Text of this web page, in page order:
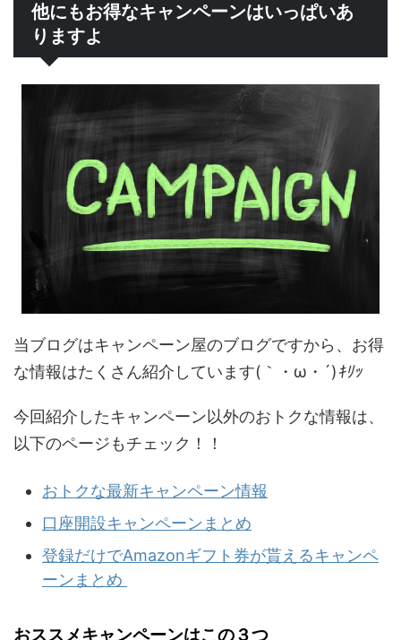
他にもお得なキャンペーンはいっぱいあ
りますよ
当ブログはキャンペーン屋のブログですから、お得
な情報はたくさん紹介しています(｀・ω・´)ｷﾘｯ
今回紹介したキャンペーン以外のおトクな情報は、
以下のページもチェック！！
おトクな最新キャンペーン情報
口座開設キャンペーンまとめ
登録だけでAmazonギフト券が貰えるキャンペ
ーンまとめ
おススメキャンペーンはこの３つ